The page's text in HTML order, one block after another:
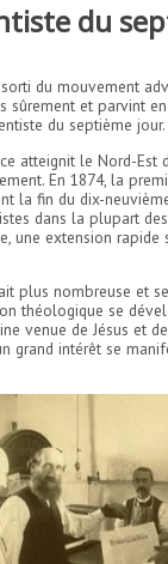
du
du mouvement
sûrement et parvint
du septième jour.
atteignit le Nord-Est
En 1874, la
la fin du dix-
dans la plupart
une extension rapide
plus nombreuse et
théologique se
venue de Jésus et
grand intérêt se